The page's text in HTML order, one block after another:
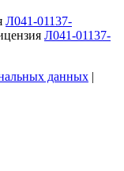
Л041-01137-
Л041-01137-
данных |